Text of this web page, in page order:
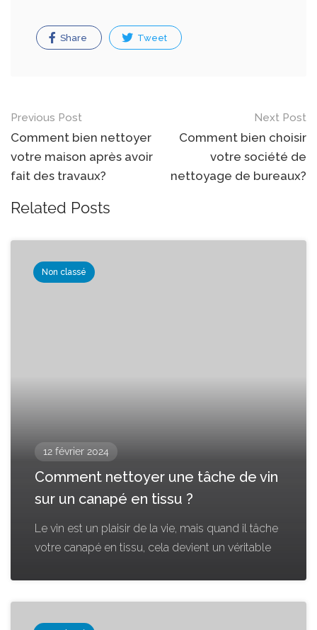
Share Tweet
Post
navigation
Previous Post
Comment bien nettoyer
votre maison après avoir
fait des travaux?
Next Post
Comment bien choisir
votre société de
nettoyage de bureaux?
Related Posts
Non classé
12 février 2024
Comment nettoyer une tâche de vin
sur un canapé en tissu ?
Le vin est un plaisir de la vie, mais quand il tâche
votre canapé en tissu, cela devient un véritable